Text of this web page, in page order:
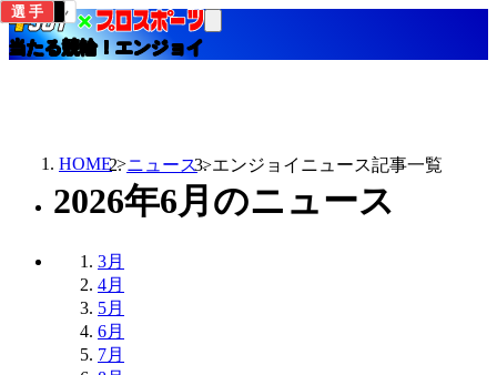
当たる競輪！エンジョイ
HOME ニュース エンジョイニュース記事一覧
2026年6月のニュース
3月
4月
5月
6月
7月